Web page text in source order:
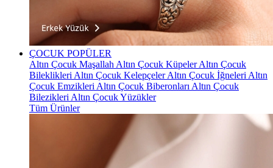
ÇOCUK POPÜLER
Altın Çocuk Maşallah Altın Çocuk KüpelerAltın Çocuk
Bileklikleri Altın Çocuk KelepçelerAltın Çocuk İğneleri Altın
Çocuk Emzikleri Altın Çocuk Biberonları Altın Çocuk
Bilezikleri Altın Çocuk Yüzükler
Tüm Ürünler